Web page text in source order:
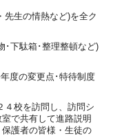
先生の情熱など)を全ク
･下駄箱･整理整頓など)
度の変更点･特待制度
校を訪問し、訪問シ
で共有して進路説明
護者の皆様・生徒の